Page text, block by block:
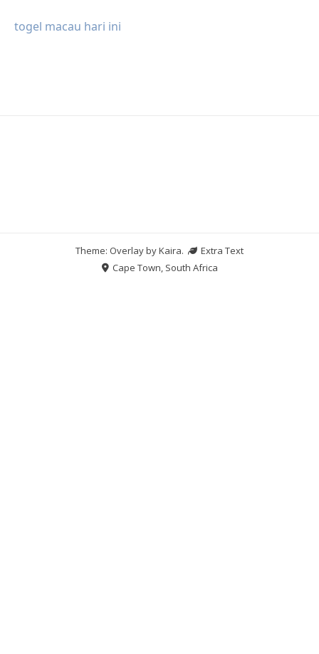
togel macau hari ini
Theme: Overlay byKaira.
Extra Text
Cape Town, South Africa